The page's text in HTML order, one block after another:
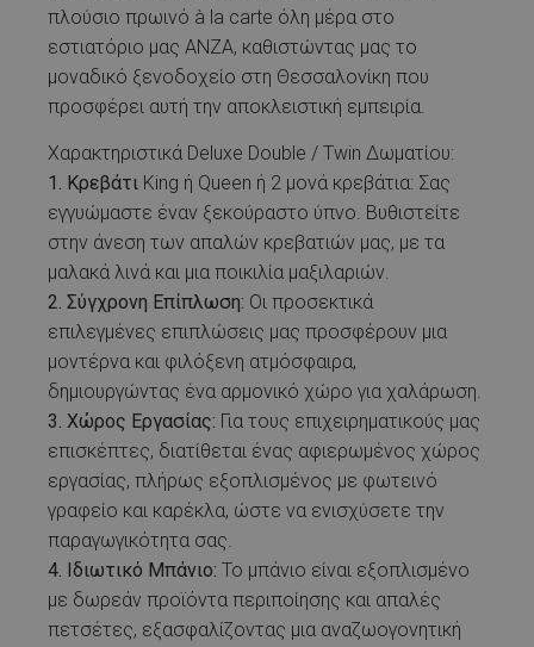
πλούσιο πρωινό à la carte όλη μέρα στο
εστιατόριο μας ANZA, καθιστώντας μας το
μοναδικό ξενοδοχείο στη Θεσσαλονίκη που
προσφέρει αυτή την αποκλειστική εμπειρία.
Χαρακτηριστικά Deluxe Double / Twin Δωματίου:
1. Κρεβάτι King ή Queen ή 2 μονά κρεβάτια: Σας
εγγυώμαστε έναν ξεκούραστο ύπνο. Βυθιστείτε
στην άνεση των απαλών κρεβατιών μας, με τα
μαλακά λινά και μια ποικιλία μαξιλαριών.
2. Σύγχρονη Επίπλωση: Οι προσεκτικά
επιλεγμένες επιπλώσεις μας προσφέρουν μια
μοντέρνα και φιλόξενη ατμόσφαιρα,
δημιουργώντας ένα αρμονικό χώρο για χαλάρωση.
3. Χώρος Εργασίας: Για τους επιχειρηματικούς μας
επισκέπτες, διατίθεται ένας αφιερωμένος χώρος
εργασίας, πλήρως εξοπλισμένος με φωτεινό
γραφείο και καρέκλα, ώστε να ενισχύσετε την
παραγωγικότητα σας.
4. Ιδιωτικό Μπάνιο: Το μπάνιο είναι εξοπλισμένο
με δωρεάν προϊόντα περιποίησης και απαλές
πετσέτες, εξασφαλίζοντας μια αναζωογονητική